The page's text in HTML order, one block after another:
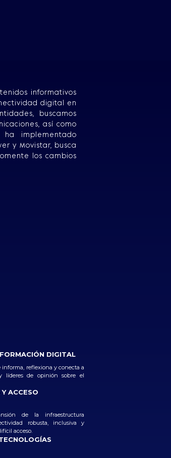
informativos
digital en
buscamos
así como
implementado
y Movistar, busca
los cambios
DIGITAL
reflexiona y conecta a
líderes de opinión sobre el
ACCESO
de la infraestructura
robusta, inclusiva y
acceso.